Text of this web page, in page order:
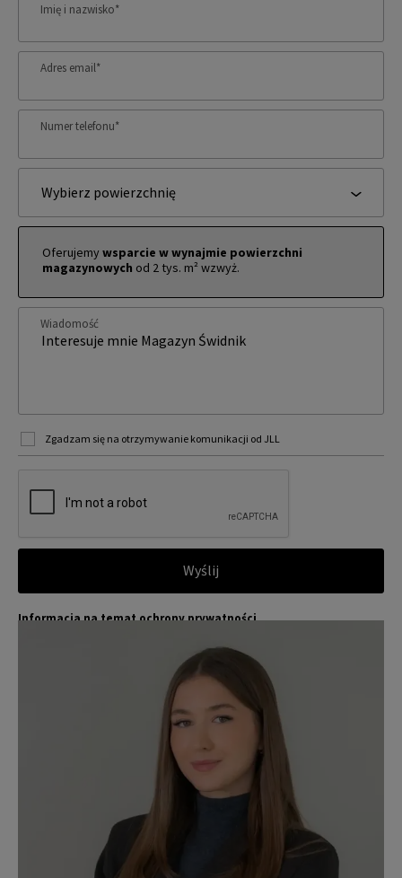
Imię i nazwisko*
Adres email*
Numer telefonu*
Wybierz powierzchnię
Oferujemywsparcie w wynajmie powierzchni
magazynowych od 2 tys. m² wzwyż.
Wiadomość
Zgadzam się na otrzymywanie komunikacji od JLL
Wyślij
Informacja na temat ochrony prywatności
iązanymi jest wiodącym globalnym dostawcą usług w zakresie zar
ządzania nieruchomościami i inwestycjami. Poważnie traktujemy
obowiązek ochrony przekazywanych nam danych osobowych.
Dane osobowe, które zbieramy od użytkowników, służą do zapew
nienia im dostępu do portalu magazyny.pl, umożliwienia im korzy
stania z portalu, a także, za ich zgodą, do wysyłania im komunika
Dokładamy wszelkich starań, aby dane osobowe były bezpieczne,
zapewniamy odpowiedni poziom ich ochrony i przechowujemy je
tylko przez czas niezbędny do realizacji zapytania z uzasadnionyc
h powodów biznesowych lub prawnych. Następnie usuwamy je w s
posób bezpieczny i pewny. Aby uzyskać więcej informacji na temat
danych osobowych przetwarzanych przez JLL, prosimy zapoznać
zasadami ochrony prywatności.